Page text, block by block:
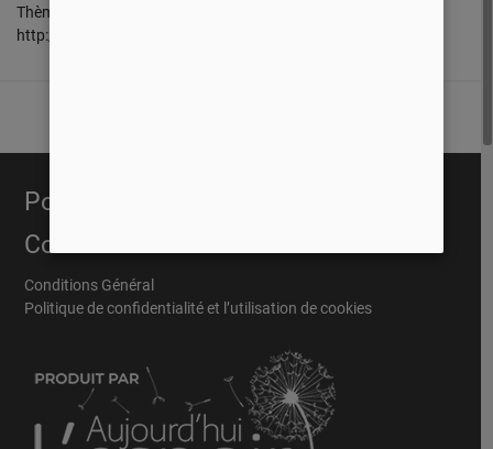
Thème: Le jour où Dieu est mort!
http://www.hbn.ca
Portail Évangélique
Conditions
Conditions Général
Politique de confidentialité et l’utilisation de cookies